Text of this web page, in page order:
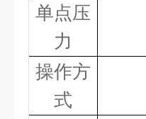
单点压
力
操作方
式